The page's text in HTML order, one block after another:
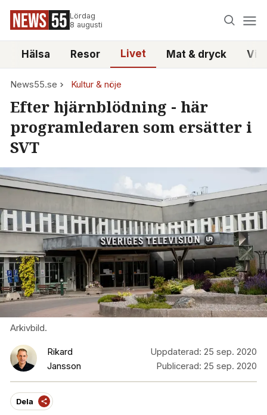
Lördag
8 augusti
Hälsa Resor Livet Mat & dryck
News55.se Kultur & nöje
Efter hjärnblödning - här
programledaren som ersätter i
SVT
Arkivbild.
Rikard
Jansson
Uppdaterad: 25 sep. 2020
Publicerad: 25 sep. 2020
Dela